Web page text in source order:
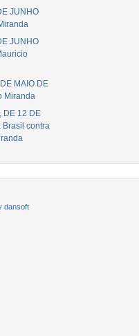
JUNHO
JUNHO
MAIO DE
Miranda
DE 12 DE
Brasil contra
dansoft